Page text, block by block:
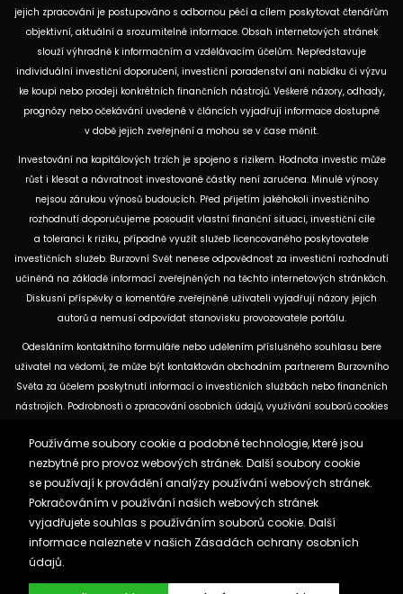
jejich zpracování je postupováno s odbornou péčí a cílem poskytovat čtenářům
objektivní, aktuální a srozumitelné informace. Obsah internetových stránek
slouží výhradně k informačním a vzdělávacím účelům. Nepředstavuje
individuální investiční doporučení, investiční poradenství ani nabídku či výzvu
ke koupi nebo prodeji konkrétních finančních nástrojů. Veškeré názory, odhady,
prognózy nebo očekávání uvedené v článcích vyjadřují informace dostupné
v době jejich zveřejnění a mohou se v čase měnit.
Investování na kapitálových trzích je spojeno s rizikem. Hodnota investic může
růst i klesat a návratnost investované částky není zaručena. Minulé výnosy
nejsou zárukou výnosů budoucích. Před přijetím jakéhokoli investičního
rozhodnutí doporučujeme posoudit vlastní finanční situaci, investiční cíle
a toleranci k riziku, případně využít služeb licencovaného poskytovatele
investičních služeb. Burzovní Svět nenese odpovědnost za investiční rozhodnutí
učiněná na základě informací zveřejněných na těchto internetových stránkách.
Diskusní příspěvky a komentáře zveřejněné uživateli vyjadřují názory jejich
autorů a nemusí odpovídat stanovisku provozovatele portálu.
Odesláním kontaktního formuláře nebo udělením příslušného souhlasu bere
uživatel na vědomí, že může být kontaktován obchodním partnerem Burzovního
Světa za účelem poskytnutí informací o investičních službách nebo finančních
nástrojích. Podrobnosti o zpracování osobních údajů, využívání souborů cookies
dostupných na těchto internetových stránkách. U jednotlivých článků mohou
být uvedeny informace o použitých zdrojích, datu původní analýzy nebo datu,
ke kterému se vztahují uvedené tržní údaje.
Zásady ochrany osobních údajů a cookies
Reklama
Burzovnisvet.cz © 2026
Používáme soubory cookie a podobné technologie, které jsou
nezbytné pro provoz webových stránek. Další soubory cookie
se používají k provádění analýzy používání webových stránek.
Pokračováním v používání našich webových stránek
vyjadřujete souhlas s používáním souborů cookie. Další
informace naleznete v našich Zásadách ochrany osobních
údajů.